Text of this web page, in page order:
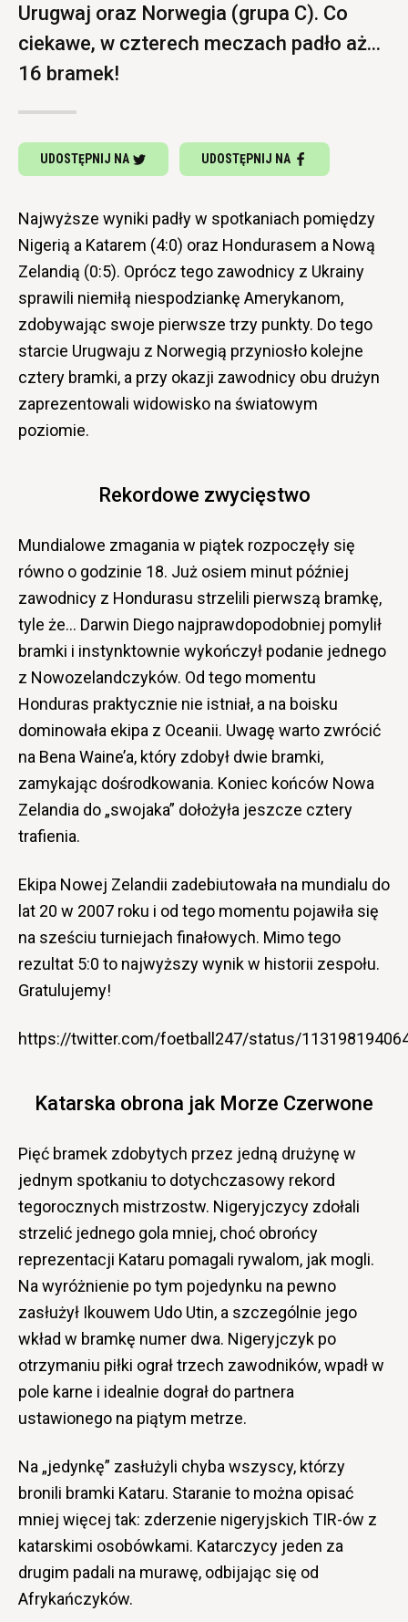
Urugwaj oraz Norwegia (grupa C). Co
ciekawe, w czterech meczach padło aż...
16 bramek!
UDOSTĘPNIJ NA UDOSTĘPNIJ NA
Najwyższe wyniki padły w spotkaniach pomiędzy
Nigerią a Katarem (4:0) oraz Hondurasem a Nową
Zelandią (0:5). Oprócz tego zawodnicy z Ukrainy
sprawili niemiłą niespodziankę Amerykanom,
zdobywając swoje pierwsze trzy punkty. Do tego
starcie Urugwaju z Norwegią przyniosło kolejne
cztery bramki, a przy okazji zawodnicy obu drużyn
zaprezentowali widowisko na światowym
poziomie.
Rekordowe zwycięstwo
Mundialowe zmagania w piątek rozpoczęły się
równo o godzinie 18. Już osiem minut później
zawodnicy z Hondurasu strzelili pierwszą bramkę,
tyle że… Darwin Diego najprawdopodobniej pomylił
bramki i instynktownie wykończył podanie jednego
z Nowozelandczyków. Od tego momentu
Honduras praktycznie nie istniał, a na boisku
dominowała ekipa z Oceanii. Uwagę warto zwrócić
na Bena Waine’a, który zdobył dwie bramki,
zamykając dośrodkowania. Koniec końców Nowa
Zelandia do „swojaka” dołożyła jeszcze cztery
trafienia.
Ekipa Nowej Zelandii zadebiutowała na mundialu do
lat 20 w 2007 roku i od tego momentu pojawiła się
na sześciu turniejach finałowych. Mimo tego
rezultat 5:0 to najwyższy wynik w historii zespołu.
Gratulujemy!
https://twitter.com/foetball247/status/
Katarska obrona jak Morze Czerwone
Pięć bramek zdobytych przez jedną drużynę w
jednym spotkaniu to dotychczasowy rekord
tegorocznych mistrzostw. Nigeryjczycy zdołali
strzelić jednego gola mniej, choć obrońcy
reprezentacji Kataru pomagali rywalom, jak mogli.
Na wyróżnienie po tym pojedynku na pewno
zasłużył Ikouwem Udo Utin, a szczególnie jego
wkład w bramkę numer dwa. Nigeryjczyk po
otrzymaniu piłki ograł trzech zawodników, wpadł w
pole karne i idealnie dograł do partnera
ustawionego na piątym metrze.
Na „jedynkę” zasłużyli chyba wszyscy, którzy
bronili bramki Kataru. Staranie to można opisać
mniej więcej tak: zderzenie nigeryjskich TIR-ów z
katarskimi osobówkami. Katarczycy jeden za
drugim padali na murawę, odbijając się od
Afrykańczyków.